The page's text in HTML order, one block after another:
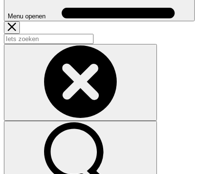
Menu openen